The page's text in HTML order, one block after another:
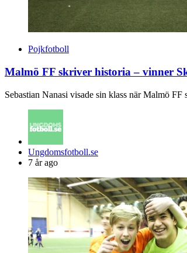
Pojkfotboll
Malmö FF skriver historia – vinner
Sebastian Nanasi visade sin klass när Malmö
Posted
by
Ungdomsfotboll.se
7 år ago